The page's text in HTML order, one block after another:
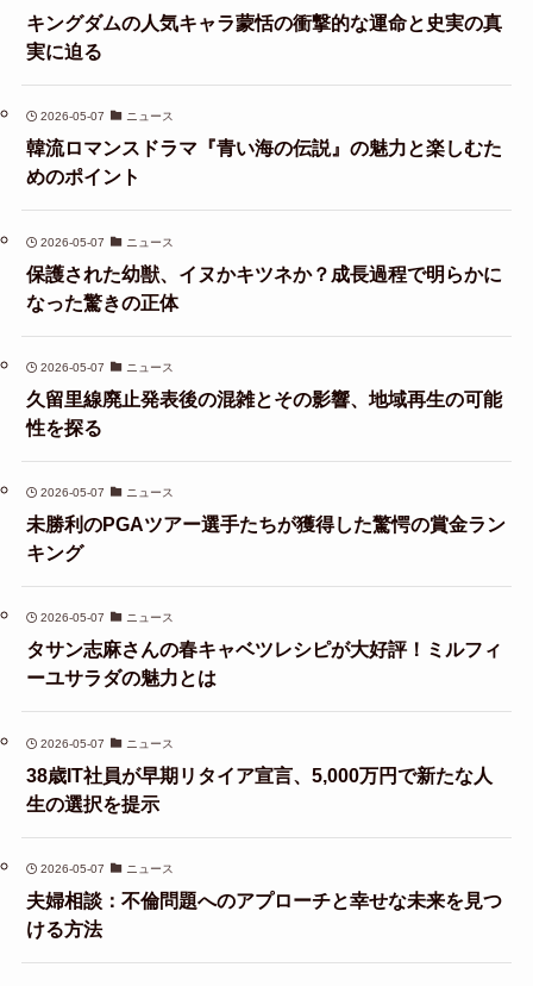
キングダムの人気キャラ蒙恬の衝撃的な運命と史実の真
実に迫る
2026-05-07 ニュース
韓流ロマンスドラマ『青い海の伝説』の魅力と楽しむた
めのポイント
2026-05-07 ニュース
保護された幼獣、イヌかキツネか？成長過程で明らかに
なった驚きの正体
2026-05-07 ニュース
久留里線廃止発表後の混雑とその影響、地域再生の可能
性を探る
2026-05-07 ニュース
未勝利のPGAツアー選手たちが獲得した驚愕の賞金ラン
キング
2026-05-07 ニュース
タサン志麻さんの春キャベツレシピが大好評！ミルフィ
ーユサラダの魅力とは
2026-05-07 ニュース
38歳IT社員が早期リタイア宣言、5,000万円で新たな人
生の選択を提示
2026-05-07 ニュース
夫婦相談：不倫問題へのアプローチと幸せな未来を見つ
ける方法